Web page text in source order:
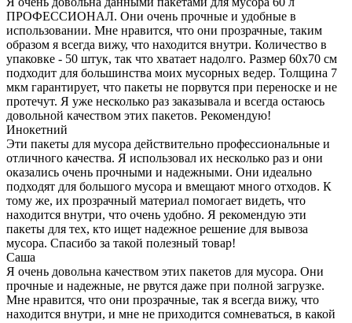
ПРОФЕССИОНАЛ. Они очень прочные и удобные в
использовании. Мне нравится, что они прозрачные, таким
образом я всегда вижу, что находится внутри. Количество в
упаковке - 50 штук, так что хватает надолго. Размер 60х70 см
подходит для большинства моих мусорных ведер. Толщина 7
мкм гарантирует, что пакеты не порвутся при переноске и не
протечут. Я уже несколько раз заказывала и всегда остаюсь
довольной качеством этих пакетов. Рекомендую!
Инокетний
Эти пакеты для мусора действительно профессиональные и
отличного качества. Я использовал их несколько раз и они
оказались очень прочными и надежными. Они идеально
подходят для большого мусора и вмещают много отходов. К
тому же, их прозрачный материал помогает видеть, что
находится внутри, что очень удобно. Я рекомендую эти
пакеты для тех, кто ищет надежное решение для вывоза
мусора. Спасибо за такой полезный товар!
Саша
Я очень довольна качеством этих пакетов для мусора. Они
прочные и надежные, не рвутся даже при полной загрузке.
Мне нравится, что они прозрачные, так я всегда вижу, что
находится внутри, и мне не приходится сомневаться, в какой